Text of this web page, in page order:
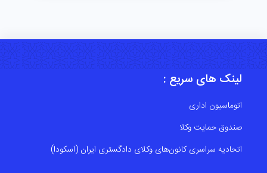
لینک های سریع :
اتوماسیون اداری
صندوق حمایت وکلا
اتحادیه سراسری کانون‌های وکلای دادگستری ایران (اسکودا)